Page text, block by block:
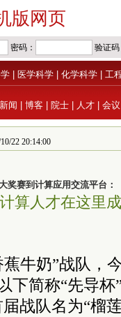
版网页
医学科学 化学科学 工
新闻 博客 院士 人才 会议
22 20:14:00
奖赛到计算应用交流平台：
算人才在这里
牛奶”战队，
下简称“先导
战队名为“榴